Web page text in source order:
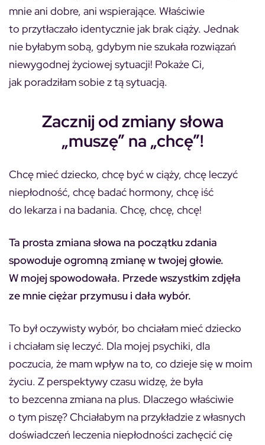
mnie ani dobre, ani wspierające. Właściwie
to przytłaczało identycznie jak brak ciąży. Jednak
nie byłabym sobą, gdybym nie szukała rozwiązań
niewygodnej życiowej sytuacji! Pokaże Ci,
jak poradziłam sobie z tą sytuacją.
Zacznij od zmiany słowa
„muszę” na „chcę”!
Chcę mieć dziecko, chcę być w ciąży, chcę leczyć
niepłodność, chcę badać hormony, chcę iść
do lekarza i na badania. Chcę, chcę, chcę!
Ta prosta zmiana słowa na początku zdania
spowoduje ogromną zmianę w twojej głowie.
W mojej spowodowała. Przede wszystkim zdjęła
ze mnie ciężar przymusu i dała wybór.
To był oczywisty wybór, bo chciałam mieć dziecko
i chciałam się leczyć. Dla mojej psychiki, dla
poczucia, że mam wpływ na to, co dzieje się w moim
życiu. Z perspektywy czasu widzę, że była
to bezcenna zmiana na plus. Dlaczego właściwie
o tym piszę? Chciałabym na przykładzie z własnych
doświadczeń leczenia niepłodności zachęcić cię